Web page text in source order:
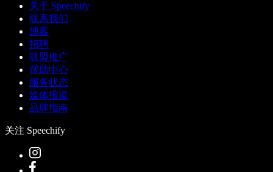
关于 Speechify
联系我们
博客
招聘
联盟推广
帮助中心
服务状态
媒体报道
品牌指南
关注 Speechify